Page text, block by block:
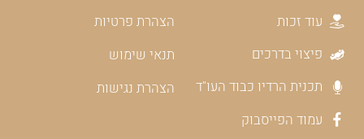
עוד זכות
פיצוי בדרכים
תכנית הרדיו כבוד העו"ד
עמוד הפייסבוק
הצהרת פרטיות
תנאי שימוש
הצהרת נגישות